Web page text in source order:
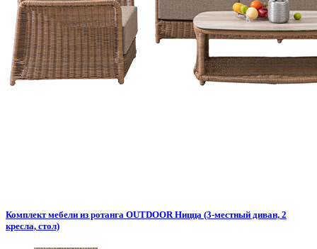
Комплект мебели из ротанга OUTDOOR Ницца (3-местный диван, 2
кресла, стол)